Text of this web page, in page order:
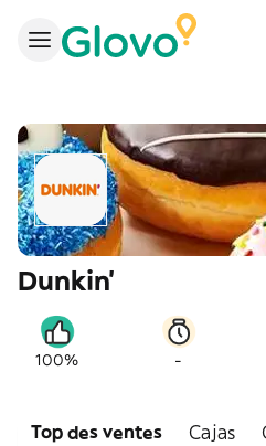
Dunkin'
100% -
Top des ventes Cajas